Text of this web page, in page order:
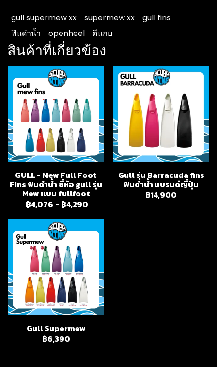
gull supermew xx supermew xx
gull fins
ฟินดำน้ำ
openheel ตีนกบ
สินค้าที่เกี่ยวข้อง
GULL - Mew Full Foot
Fins ฟินดำน้ำ ยี่ห้อ gull รุ่น
Mew แบบ fullfoot
฿4,076 - ฿4,290
Gull รุ่น Barracuda fins
ฟินดำน้ำ แบรนด์ญี่ปุ่น
฿14,900
Gull Supermew
฿6,390